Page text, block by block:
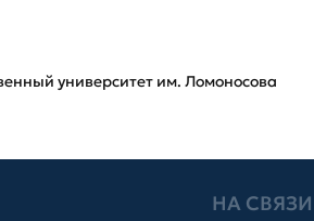
университет им. Ломоносова
НА СВЯЗИ